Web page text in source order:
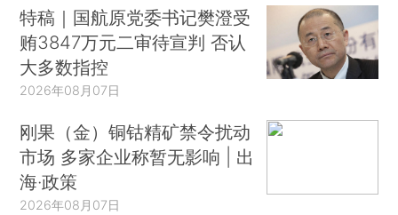
特稿｜国航原党委书记樊澄受
贿3847万元二审待宣判 否认
大多数指控
2026年08月07日
刚果（金）铜钴精矿禁令扰动
市场 多家企业称暂无影响 | 出
海·政策
2026年08月07日